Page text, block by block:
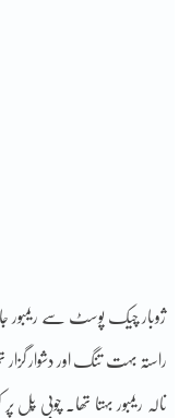
ژوبار چیک پوسٹ سے ریمبور
راستہ بہت تنگ اور دشوار گزار
نالہ ریمبور بہتا تھا۔ چوبی